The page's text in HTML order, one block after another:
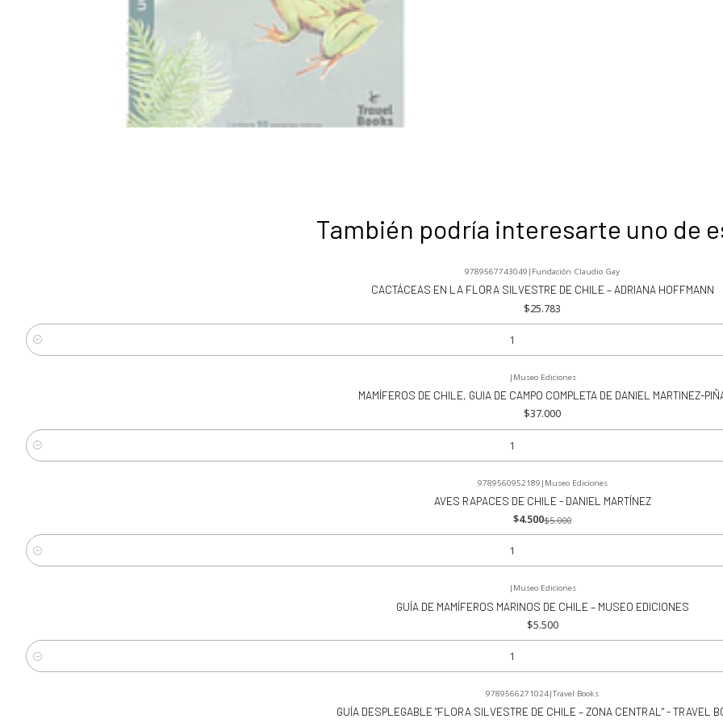
También podría interesarte uno de
9789567743049 | Fundación Claudio Gay
CACTÁCEAS EN LA FLORA SILVESTRE DE CHILE – ADRIANA HOFFMANN
$25.783
Cantidad
| Museo Ediciones
MAMÍFEROS DE CHILE, GUIA DE CAMPO COMPLETA DE DANIEL MARTINEZ-
$37.000
Cantidad
9789560952189 | Museo Ediciones
AVES RAPACES DE CHILE - DANIEL MARTÍNEZ
$4.500$5.000
Cantidad
| Museo Ediciones
GUÍA DE MAMÍFEROS MARINOS DE CHILE – MUSEO EDICIONES
$5.500
Cantidad
9789566271024|Travel Books
GUÍA DESPLEGABLE "FLORA SILVESTRE DE CHILE – ZONA CENTRAL" - TRAVEL